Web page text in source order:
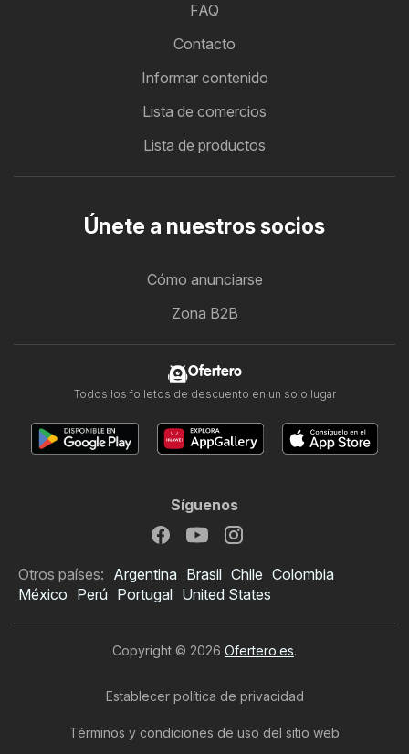
FAQ
Contacto
Informar contenido
Lista de comercios
Lista de productos
Únete a nuestros socios
Cómo anunciarse
Zona B2B
Ofertero
Todos los folletos de descuento en un solo lugar
Síguenos
Otros países: Argentina Brasil Chile Colombia
México Perú Portugal United States
Copyright © 2026 Ofertero.es.
Establecer política de privacidad
Términos y condiciones de uso del sitio web